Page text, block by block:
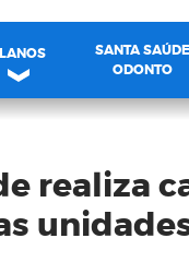
SANTA SAÚDE
ODONTO
realiza